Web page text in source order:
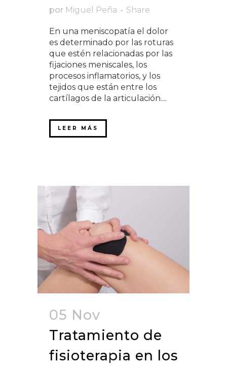
por Miguel Peña Share
En una meniscopatía el dolor
es determinado por las roturas
que estén relacionadas por las
fijaciones meniscales, los
procesos inflamatorios, y los
tejidos que están entre los
cartílagos de la articulación....
LEER MÁS
05 Nov
Tratamiento de
fisioterapia en los